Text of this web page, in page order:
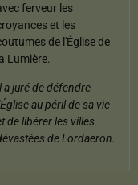
ferveur les
et les
de l'Église de
la Lumière.
a juré de défendre
au péril de sa vie
de libérer les villes
de Lordaeron.